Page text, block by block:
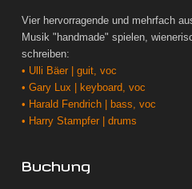
Vier hervorragende und mehrfach
Musik "handmade" spielen,
schreiben:
• Ulli Bäer | guit, voc
• Gary Lux | keyboard, voc
• Harald Fendrich | bass, voc
• Harry Stampfer | drums
Buchung